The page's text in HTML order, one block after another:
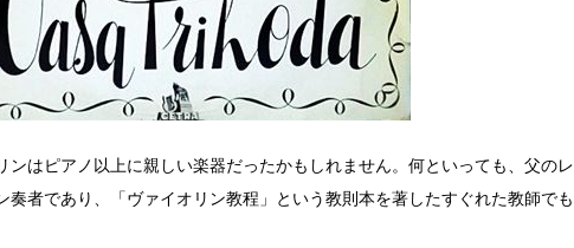
ンはピアノ以上に親しい楽器だったかもしれません。何といっても、父のレ
奏者であり、「ヴァイオリン教程」という教則本を著したすぐれた教師でも